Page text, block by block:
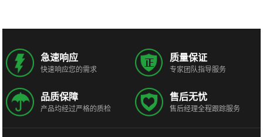
急速响应
快速响应您的需求
质量保证
专家团队指导服务
品质保障
产品均经过严格的质检
售后无忧
售后经理全程跟踪服务